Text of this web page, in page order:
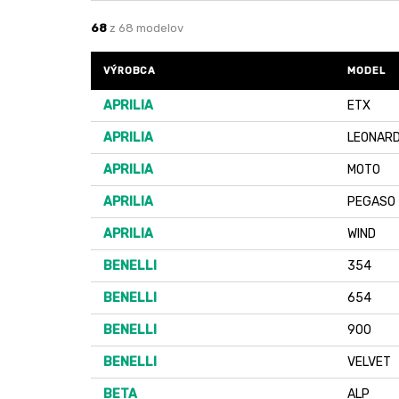
68 z 68 modelov
VÝROBCA MODEL
APRILIA ETX
APRILIA
APRILIA MOTO
APRILIA PEGASO
APRILIA WIND
BENELLI 354
BENELLI 654
BENELLI 900
BENELLI VELVET
BETA ALP